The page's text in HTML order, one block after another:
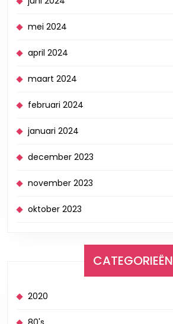
mei 2024
april 2024
maart 2024
februari 2024
januari 2024
december 2023
november 2023
oktober 2023
CATEGORIEËN
2020